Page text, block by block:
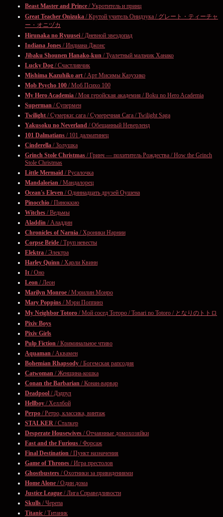
Beast Master and Prince / Укротитель и принц
Great Teacher Onizuka / Крутой учитель Онидзука / グレート・ティーチャ
ー・オニヅカ
Hirunaka no Ryuusei / Дневной звездопад
Indiana Jones / Индиана Джонс
Jibaku Shounen Hanako-kun / Туалетный мальчик Ханако
Lucky Dog / Счастливчик
Mishima Kazuhiko art / Арт Мисимы Казухико
Mob Psycho 100 / Моб Психо 100
My Hero Academia / Моя геройская академия / Boku no Hero Academia
Superman / Супермен
Twilight / Сумерки: сага / Сумеречная Сага / Twilight Saga
Yakusoku no Neverland / Обещанный Неверленд
101 Dalmatians / 101 далматинец
Cinderella / Золушка
Grinch Stole Christmas / Гринч — похититель Рождества / How the Grinch
Stole Christmas
Little Mermaid / Русалочка
Mandalorian / Мандалорец
Ocean's Eleven / Одиннадцать друзей Оушена
Pinocchio / Пиноккио
Witches / Ведьмы
Aladdin / Аладдин
Chronicles of Narnia / Хроники Нарнии
Corpse Bride / Труп невесты
Elektra / Электра
Harley Quinn / Харли Квинн
It / Оно
Leon / Леон
Marilyn Monroe / Мэрилин Монро
Mary Poppins / Мэри Поппинз
My Neighbor Totoro / Мой сосед Тоторо / Tonari no Totoro / となりのトトロ
Pixiv Boys
Pixiv Girls
Pulp Fiction / Криминальное чтиво
Aquaman / Аквамен
Bohemian Rhapsody / Богемская рапсодия
Catwoman / Женщина-кошка
Conan the Barbarian / Конан-варвар
Deadpool / Дэдпул
Hellboy / Хеллбой
Ретро / Ретро, классика, винтаж
STALKER / Сталкер
Desperate Housewives / Отчаянные домохозяйки
Fast and the Furious / Форсаж
Final Destination / Пункт назначения
Game of Thrones / Игра престолов
Ghostbusters / Охотники за привидениями
Home Alone / Один дома
Justice League / Лига Справедливости
Skulls / Черепа
Titanic / Титаник